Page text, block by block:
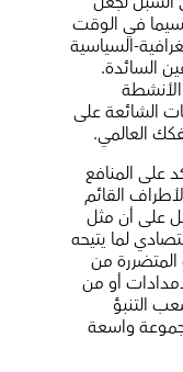
سيما في الوقت
السياسية
السائدة.
الشائعة على
العالمي.
على المنافع
القائم
على أن مثل
لما يتيحه
من
أو من
التنبؤ
واسعة